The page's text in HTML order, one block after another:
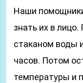
Наши
знать их в
стаканом воды
часов. Потом
температуры и